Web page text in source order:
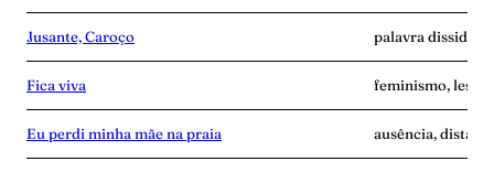
Jusante, Caroço palavra
Fica viva feminismo,
Eu perdi minha mãe na praia ausência,